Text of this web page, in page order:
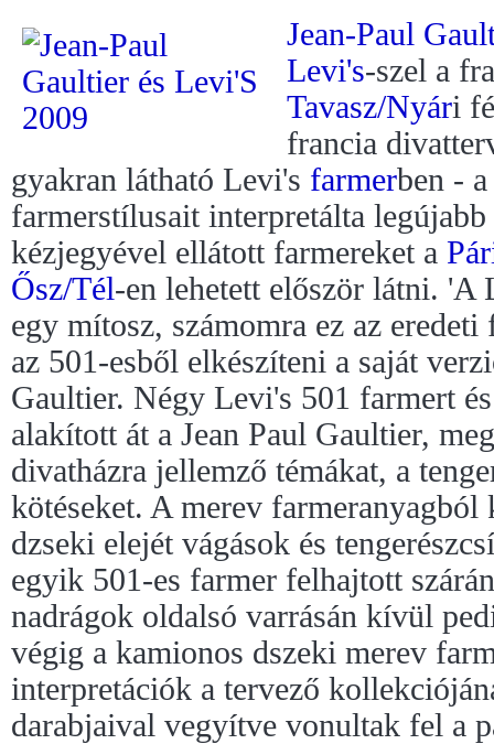
Jean-Paul
Levi's-szel a
Tavasz/Nyári
francia
gyakran látható Levi's farmerben -
farmerstílusait interpretálta
kézjegyével ellátott farmereket a
Ősz/Tél-en lehetett először látni. 'A
egy mítosz, számomra ez az
az 501-esből elkészíteni a saját
Gaultier. Négy Levi's 501 farmert
alakított át a Jean Paul Gaultier,
divatházra jellemző témákat, a
kötéseket. A merev
dzseki elejét vágások és
egyik 501-es farmer felhajtott
nadrágok oldalsó varrásán kívül
végig a kamionos dszeki merev
interpretációk a tervező
darabjaival vegyítve vonultak fel a